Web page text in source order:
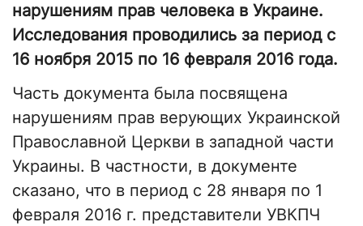
нарушениям прав человека в Украине.
Исследования проводились за период с
16 ноября 2015 по 16 февраля 2016 года.
Часть документа была посвящена
нарушениям прав верующих Украинской
Православной Церкви в западной части
Украины. В частности, в документе
сказано, что в период с 28 января по 1
февраля 2016 г. представители УВКПЧ